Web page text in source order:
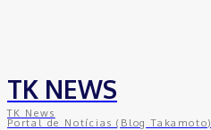
TK NEWS
TK News
Portal de Notícias (Blog Takamoto)